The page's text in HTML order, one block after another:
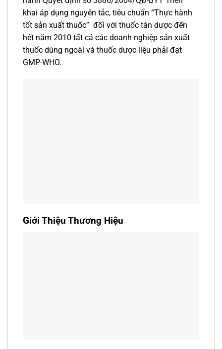
khai áp dụng nguyên tắc, tiêu chuẩn “Thực hành
tốt sản xuất thuốc” đối với thuốc tân dược đến
hết năm 2010 tất cả các doanh nghiệp sản xuất
thuốc dùng ngoài và thuốc dược liệu phải đạt
GMP-WHO.
Giới Thiệu Thương Hiệu